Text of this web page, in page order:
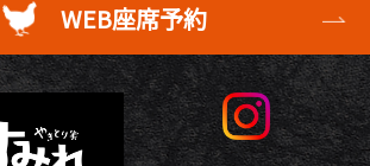
WEB座席予約